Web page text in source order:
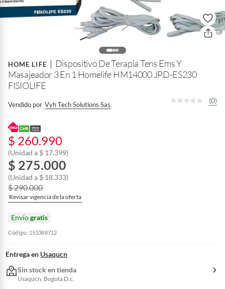
HOME LIFE
Dispositivo De Terapia Tens Ems Y
Masajeador 3 En 1 Homelife HM14000 JPD-ES230
FISIOLIFE
Vendido por Vyh Tech Solutions Sas
(0)
$ 260.990
(Unidad a $ 17.399)
$ 275.000
(Unidad a $ 18.333)
$ 290.000
Revisar vigencia de la oferta
Envíogratis
Código: 153388712
Entrega en Usaqucn
Sin stock en tienda
Usaqucn, Bogota D.c.